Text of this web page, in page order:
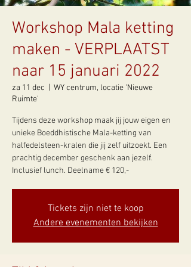
Workshop Mala ketting
maken - VERPLAATST
naar 15 januari 2022
za 11 dec
WY centrum, locatie 'Nieuwe
Ruimte'
Tijdens deze workshop maak jij jouw eigen en
unieke Boeddhistische Mala-ketting van
halfedelsteen-kralen die jij zelf uitzoekt. Een
prachtig december geschenk aan jezelf.
Inclusief lunch. Deelname € 120,-
Tickets zijn niet te koop
Andere evenementen bekijken